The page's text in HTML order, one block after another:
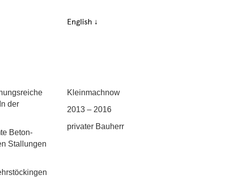
English ↓
In der
Beton-
Stallungen
Kleinmachnow
2013 – 2016
privater Bauherr